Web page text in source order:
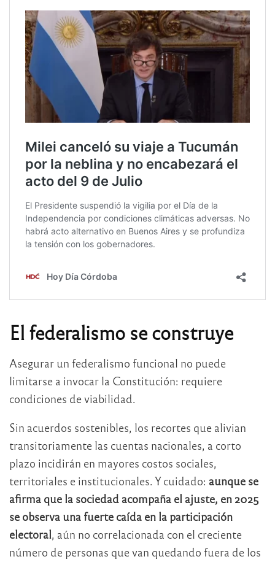
El federalismo se construye
Asegurar un federalismo funcional no puede
limitarse a invocar la Constitución: requiere
condiciones de viabilidad.
Sin acuerdos sostenibles, los recortes que alivian
transitoriamente las cuentas nacionales, a corto
plazo incidirán en mayores costos sociales,
territoriales e institucionales. Y cuidado: aunque se
afirma que la sociedad acompaña el ajuste, en 2025
se observa una fuerte caída en la participación
electoral, aún no correlacionada con el creciente
número de personas que van quedando fuera de los